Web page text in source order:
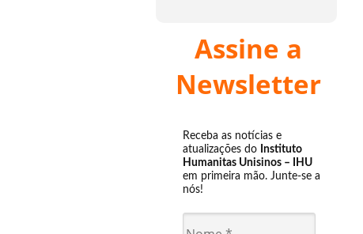
Assine a
Newsletter
Receba as notícias e
atualizações do Instituto
Humanitas Unisinos – IHU
em primeira mão. Junte-se a
nós!